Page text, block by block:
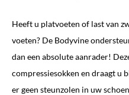
was:
€ 29,95.
is:
€
Heeft u platvoeten of last van
voeten? De Bodyvine
dan een absolute aanrader!
compressiesokken en draagt u
er geen steunzolen in uw